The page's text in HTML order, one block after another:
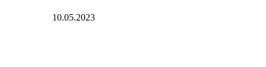
10.05.2023